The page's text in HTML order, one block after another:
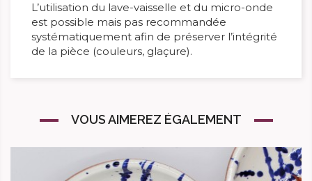
L’utilisation du lave-vaisselle et du micro-onde
est possible mais pas recommandée
systématiquement afin de préserver l’intégrité
de la pièce (couleurs, glaçure).
VOUS AIMEREZ ÉGALEMENT